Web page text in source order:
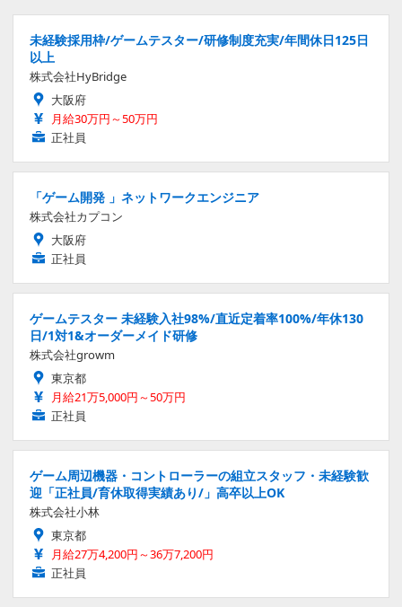
未経験採用枠/ゲームテスター/研修制度充実/年間休日125日
以上
株式会社HyBridge
大阪府
月給30万円～50万円
正社員
「ゲーム開発 」ネットワークエンジニア
株式会社カプコン
大阪府
正社員
ゲームテスター 未経験入社98%/直近定着率100%/年休130
日/1対1&オーダーメイド研修
株式会社growm
東京都
月給21万5,000円～50万円
正社員
ゲーム周辺機器・コントローラーの組立スタッフ・未経験歓
迎「正社員/育休取得実績あり/」高卒以上OK
株式会社小林
東京都
月給27万4,200円～36万7,200円
正社員